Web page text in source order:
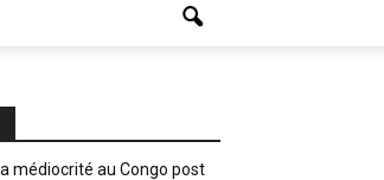
médiocrité au Congo post